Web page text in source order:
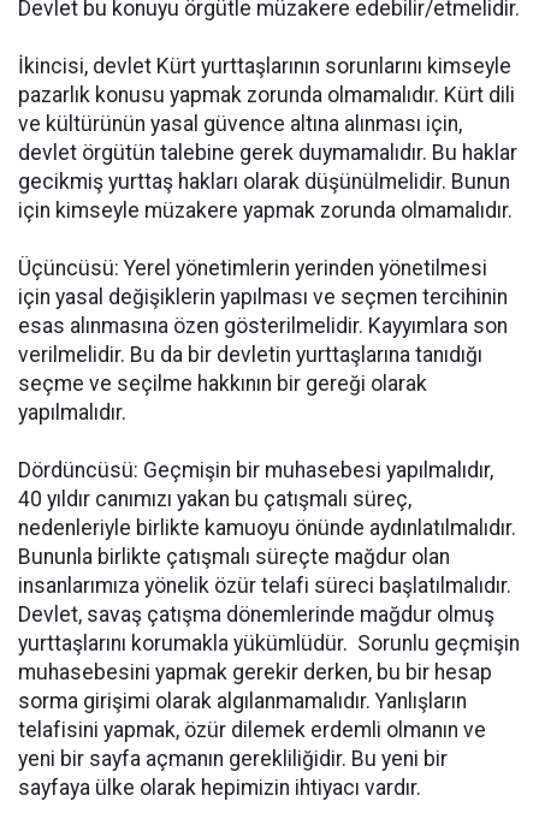
Devlet bu konuyu örgütle müzakere edebilir/etmelidir.
İkincisi, devlet Kürt yurttaşlarının sorunlarını kimseyle
pazarlık konusu yapmak zorunda olmamalıdır. Kürt dili
ve kültürünün yasal güvence altına alınması için,
devlet örgütün talebine gerek duymamalıdır. Bu haklar
gecikmiş yurttaş hakları olarak düşünülmelidir. Bunun
için kimseyle müzakere yapmak zorunda olmamalıdır.
Üçüncüsü: Yerel yönetimlerin yerinden yönetilmesi
için yasal değişiklerin yapılması ve seçmen tercihinin
esas alınmasına özen gösterilmelidir. Kayyımlara son
verilmelidir. Bu da bir devletin yurttaşlarına tanıdığı
seçme ve seçilme hakkının bir gereği olarak
yapılmalıdır.
Dördüncüsü: Geçmişin bir muhasebesi yapılmalıdır,
40 yıldır canımızı yakan bu çatışmalı süreç,
nedenleriyle birlikte kamuoyu önünde aydınlatılmalıdır.
Bununla birlikte çatışmalı süreçte mağdur olan
insanlarımıza yönelik özür telafi süreci başlatılmalıdır.
Devlet, savaş çatışma dönemlerinde mağdur olmuş
yurttaşlarını korumakla yükümlüdür. Sorunlu geçmişin
muhasebesini yapmak gerekir derken, bu bir hesap
sorma girişimi olarak algılanmamalıdır. Yanlışların
telafisini yapmak, özür dilemek erdemli olmanın ve
yeni bir sayfa açmanın gerekliliğidir. Bu yeni bir
sayfaya ülke olarak hepimizin ihtiyacı vardır.